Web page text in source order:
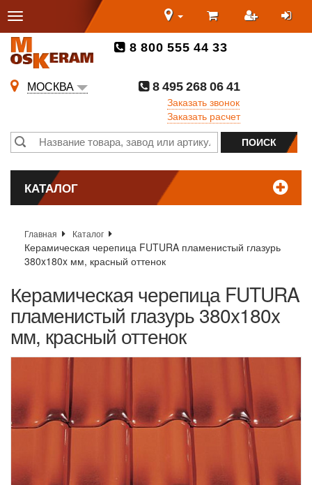
8 800 555 44 33
МОСКВА
8 495 268 06 41
Заказать звонок
Заказать расчет
КАТАЛОГ
Главная Каталог
Керамическая черепица FUTURA пламенистый глазурь
380x180x мм, красный оттенок
Керамическая черепица FUTURA
пламенистый глазурь 380x180x
мм, красный оттенок